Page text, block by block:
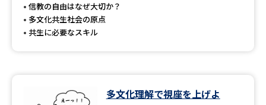
信教の自由はなぜ大切か？
多文化共生社会の原点
共生に必要なスキル
多文化理解で視座を上げよ